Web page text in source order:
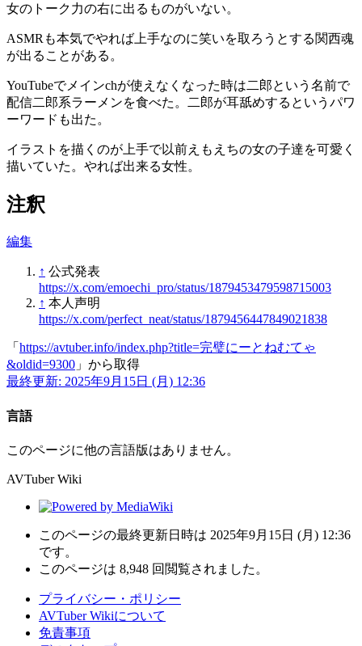
女のトーク力の右に出るものがいない。
ASMRも本気でやれば上手なのに笑いを取ろうとする関西魂
が出ることがある。
YouTubeでメインchが使えなくなった時は二郎という名前で
配信二郎系ラーメンを食べた。二郎が耳舐めするというパワ
ーワードも出た。
イラストを描くのが上手で以前えもえちの女の子達を可愛く
描いていた。やれば出来る女性。
注釈
編集
↑ 公式発表
https://x.com/emoechi_pro/status/1879453479598715003
↑ 本人声明
https://x.com/perfect_neat/status/1879456447849021838
「 https://avtuber.info/index.php?title=完璧にーとねむてゃ
&oldid=9300 」から取得
最終更新: 2025年9月15日 (月) 12:36
言語
このページに他の言語版はありません。
AVTuber Wiki
このページの最終更新日時は 2025年9月15日 (月) 12:36
です。
このページは 8,948 回閲覧されました。
プライバシー・ポリシー
AVTuber Wikiについて
免責事項